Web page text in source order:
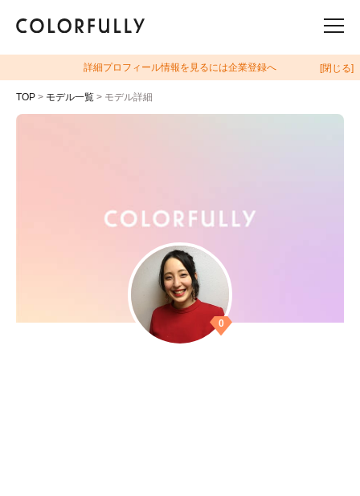
詳細プロフィール情報を見るには企業登録へ [閉じる]
TOP > モデル一覧 > モデル詳細
0